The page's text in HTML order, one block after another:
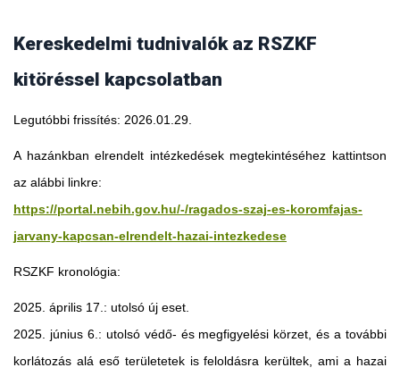
Kereskedelmi tudnivalók az RSZKF
kitöréssel kapcsolatban
Legutóbbi frissítés: 2026.01.29.
A hazánkban elrendelt intézkedések megtekintéséhez kattintson
az alábbi linkre:
https://portal.nebih.gov.hu/-/ragados-szaj-es-koromfajas-
jarvany-kapcsan-elrendelt-hazai-intezkedese
RSZKF kronológia:
2025. április 17.: utolsó új eset.
2025. június 6.: utolsó védő- és megfigyelési körzet, és a további
korlátozás alá eső területetek is feloldásra kerültek, ami a hazai
Georgia